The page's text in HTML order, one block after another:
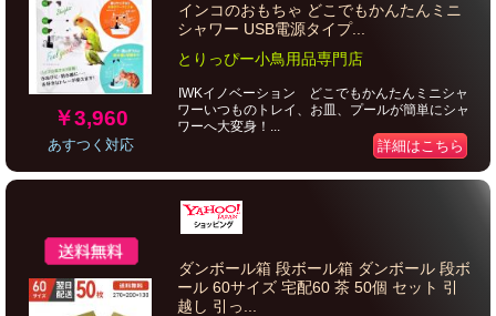
￥3,960
あすつく対応
インコのおもちゃ どこでもかんたんミニ
シャワー USB電源タイプ...
とりっぴー小鳥用品専門店
IWKイノベーション どこでもかんたんミニシャ
ワーいつものトレイ、お皿、プールが簡単にシャ
ワーへ大変身！...
詳細はこちら
ダンボール箱 段ボール箱 ダンボール 段ボ
ール 60サイズ 宅配60 茶 50個 セット 引
越し 引っ...